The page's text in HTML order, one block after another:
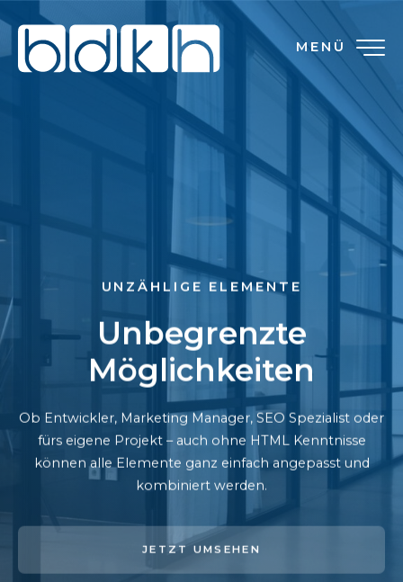
MENÜ
UNZÄHLIGE ELEMENTE
Unbegrenzte
Möglichkeiten
Ob Entwickler, Marketing Manager, SEO Spezialist oder
fürs eigene Projekt – auch ohne HTML Kenntnisse
können alle Elemente ganz einfach angepasst und
kombiniert werden.
JETZT UMSEHEN